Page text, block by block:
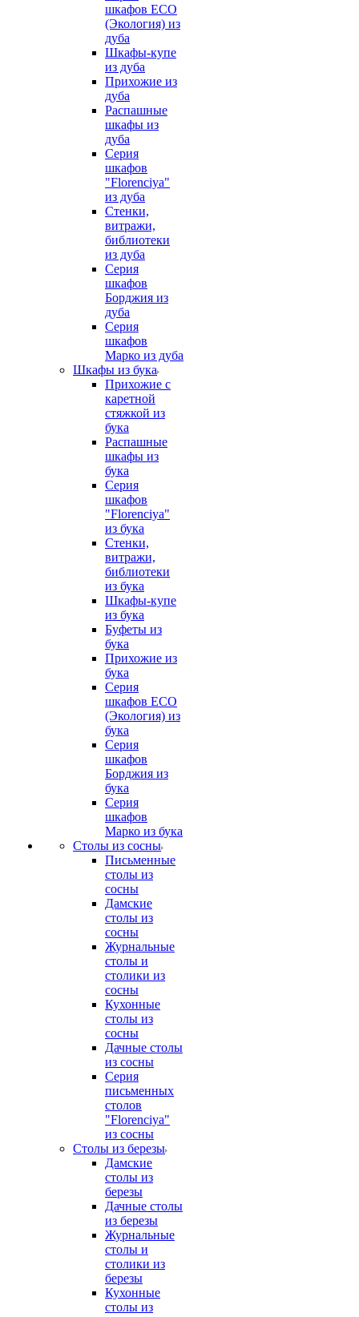
шкафов ECO
(Экология) из
дуба
Шкафы-купе
из дуба
Прихожие из
дуба
Распашные
шкафы из
дуба
Серия
шкафов
"Florenciya"
из дуба
Стенки,
витражи,
библиотеки
из дуба
Серия
шкафов
Борджия из
дуба
Серия
шкафов
Марко из дуба
Шкафы из бука
Прихожие с
каретной
стяжкой из
бука
Распашные
шкафы из
бука
Серия
шкафов
"Florenciya"
из бука
Стенки,
витражи,
библиотеки
из бука
Шкафы-купе
из бука
Буфеты из
бука
Прихожие из
бука
Серия
шкафов ECO
(Экология) из
бука
Серия
шкафов
Борджия из
бука
Серия
шкафов
Марко из бука
Столы из сосны
Письменные
столы из
сосны
Дамские
столы из
сосны
Журнальные
столы и
столики из
сосны
Кухонные
столы из
сосны
Дачные столы
из сосны
Серия
письменных
столов
"Florenciya"
из сосны
Столы из березы
Дамские
столы из
березы
Дачные столы
из березы
Журнальные
столы и
столики из
березы
Кухонные
столы из